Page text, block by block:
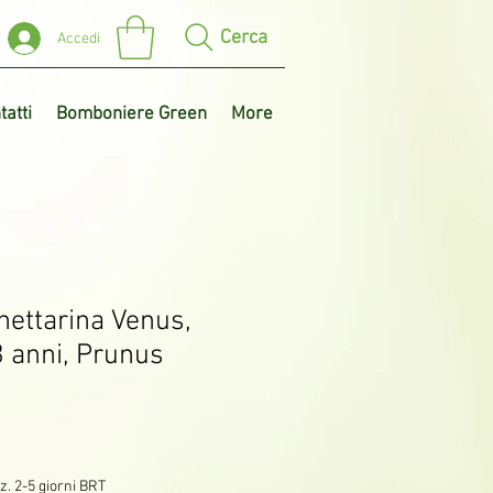
Accedi Cerca
Bomboniere Green More
Venus,
Prunus
2-5 giorni BRT